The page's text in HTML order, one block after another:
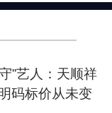
”艺人：天顺祥
码标价从未变